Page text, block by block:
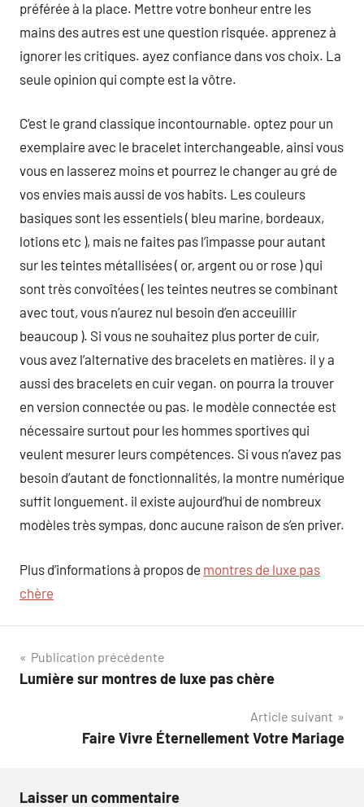
préférée à la place. Mettre votre bonheur entre les
mains des autres est une question risquée. apprenez à
ignorer les critiques. ayez confiance dans vos choix. La
seule opinion qui compte est la vôtre.
C’est le grand classique incontournable. optez pour un
exemplaire avec le bracelet interchangeable, ainsi vous
vous en lasserez moins et pourrez le changer au gré de
vos envies mais aussi de vos habits. Les couleurs
basiques sont les essentiels ( bleu marine, bordeaux,
lotions etc ), mais ne faites pas l’impasse pour autant
sur les teintes métallisées ( or, argent ou or rose ) qui
sont très convoîtées ( les teintes neutres se combinant
avec tout, vous n’aurez nul besoin d’en acceuillir
beaucoup ). Si vous ne souhaitez plus porter de cuir,
vous avez l’alternative des bracelets en matières. il y a
aussi des bracelets en cuir vegan. on pourra la trouver
en version connectée ou pas. le modèle connectée est
nécessaire surtout pour les hommes sportives qui
veulent mesurer leurs compétences. Si vous n’avez pas
besoin d’autant de fonctionnalités, la montre numérique
suffit longuement. il existe aujourd’hui de nombreux
modèles très sympas, donc aucune raison de s’en priver.
Plus d’informations à propos de montres de luxe pas
chère
Navigation
de
Publication précédente
Lumière sur montres de luxe pas chère
Article suivant
Faire Vivre Éternellement Votre Mariage
Laisser un commentaire